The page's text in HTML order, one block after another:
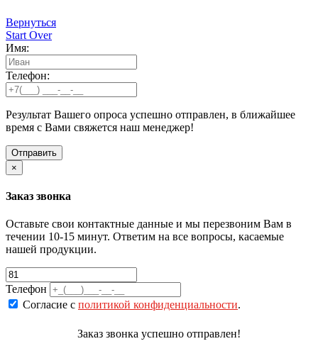
Вернуться
Start Over
Имя:
Телефон:
Результат Вашего опроса успешно отправлен, в ближайшее
время с Вами свяжется наш менеджер!
×
Заказ звонка
Оставьте свои контактные данные и мы перезвоним Вам в
течении 10-15 минут. Ответим на все вопросы, касаемые
нашей продукции.
Телефон
Согласие с политикой конфиденциальности.
Заказ звонка успешно отправлен!